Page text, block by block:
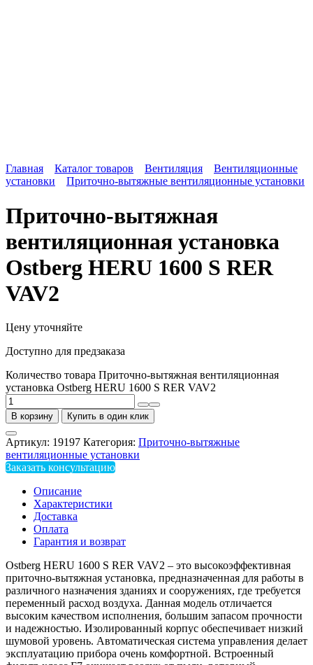
Главная Каталог товаров Вентиляция
Вентиляционные
установки
Приточно-вытяжные вентиляционные установки
Приточно-вытяжная
вентиляционная установка
Ostberg HERU 1600 S RER
VAV2
Цену уточняйте
Доступно для предзаказа
Количество товара Приточно-вытяжная вентиляционная
установка Ostberg HERU 1600 S RER VAV2
В корзину Купить в один клик
Артикул: 19197 Категория: Приточно-вытяжные
вентиляционные установки
Заказать консультацию
Описание
Характеристики
Доставка
Оплата
Гарантия и возврат
Ostberg HERU 1600 S RER VAV2 – это высокоэффективная
приточно-вытяжная установка, предназначенная для работы в
различного назначения зданиях и сооружениях, где требуется
переменный расход воздуха. Данная модель отличается
высоким качеством исполнения, большим запасом прочности
и надежностью. Изолированный корпус обеспечивает низкий
шумовой уровень. Автоматическая система управления делает
эксплуатацию прибора очень комфортной. Встроенный